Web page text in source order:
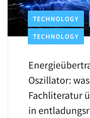
TECHNOLOGY
TECHNOLOGY
Oszillator:
Fachliteratur
in